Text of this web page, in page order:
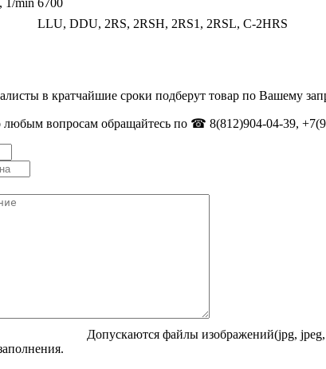
1/min 6700
LLU, DDU, 2RS, 2RSH, 2RS1, 2RSL, C-2HRS
в кратчайшие сроки подберут товар по Вашему
любым вопросам обращайтесь по ☎ 8(812)904-04-39,
Допускаются файлы изображений(jpg,